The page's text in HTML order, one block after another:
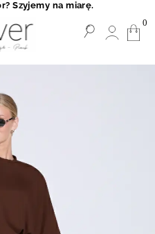
0
Szyjemy na miarę.